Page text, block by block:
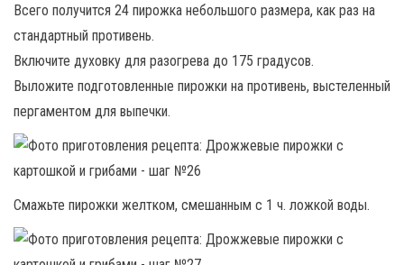
Всего получится 24 пирожка небольшого размера, как раз на
стандартный противень.
Включите духовку для разогрева до 175 градусов.
Выложите подготовленные пирожки на противень, выстеленный
пергаментом для выпечки.
Смажьте пирожки желтком, смешанным с 1 ч. ложкой воды.